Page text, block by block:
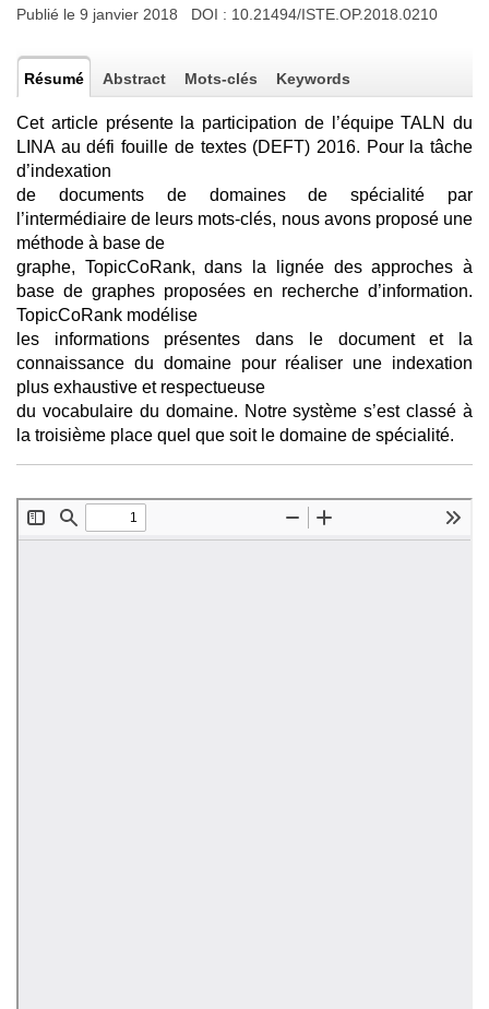
Publié le 9 janvier 2018 DOI : 10.21494/ISTE.OP.2018.0210
Résumé Abstract Mots-clés Keywords
Cet article présente la participation de l’équipe TALN du
LINA au défi fouille de textes (DEFT) 2016. Pour la tâche
d’indexation
de documents de domaines de spécialité par
l’intermédiaire de leurs mots-clés, nous avons proposé une
méthode à base de
graphe, TopicCoRank, dans la lignée des approches à
base de graphes proposées en recherche d’information.
TopicCoRank modélise
les informations présentes dans le document et la
connaissance du domaine pour réaliser une indexation
plus exhaustive et respectueuse
du vocabulaire du domaine. Notre système s’est classé à
la troisième place quel que soit le domaine de spécialité.